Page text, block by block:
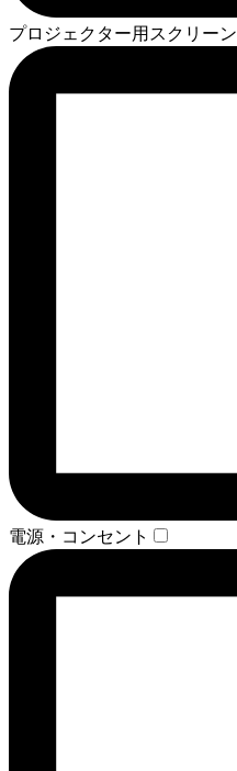
プロジェクター用スクリーン
電源・コンセント